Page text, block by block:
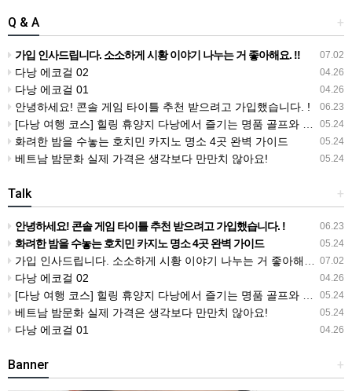
+
Q & A
07.02
가입 인사드립니다. 소소하게 시황 이야기 나누는 거 좋아해요. !!
04.26
다낭 에코걸 02
04.26
다낭 에코걸 01
06.23
안녕하세요! 콘솔 게임 타이틀 추천 받으려고 가입했습니다. !
05.24
[다낭 여행 코스] 힐링 휴양지 다낭에서 즐기는 명품 골프와 마사지 총정리
05.24
화려한 밤을 수놓는 호치민 카지노 명소 4곳 완벽 가이드
05.24
베트남 밤문화 실제 가격은 생각보다 만만치 않아요!
+
Talk
06.23
안녕하세요! 콘솔 게임 타이틀 추천 받으려고 가입했습니다. !
05.24
화려한 밤을 수놓는 호치민 카지노 명소 4곳 완벽 가이드
07.02
가입 인사드립니다. 소소하게 시황 이야기 나누는 거 좋아해요. !!
04.26
다낭 에코걸 02
05.24
[다낭 여행 코스] 힐링 휴양지 다낭에서 즐기는 명품 골프와 마사지 총정리
05.24
베트남 밤문화 실제 가격은 생각보다 만만치 않아요!
04.26
다낭 에코걸 01
+
Banner